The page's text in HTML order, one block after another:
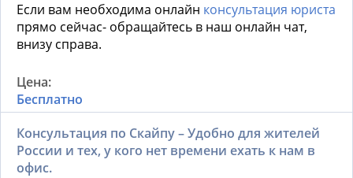
Если вам необходима онлайн консультация юриста
прямо сейчас- обращайтесь в наш онлайн чат,
внизу справа.
Бесплатно
Консультация по Скайпу – Удобно для жителей
России и тех, у кого нет времени ехать к нам в
офис.